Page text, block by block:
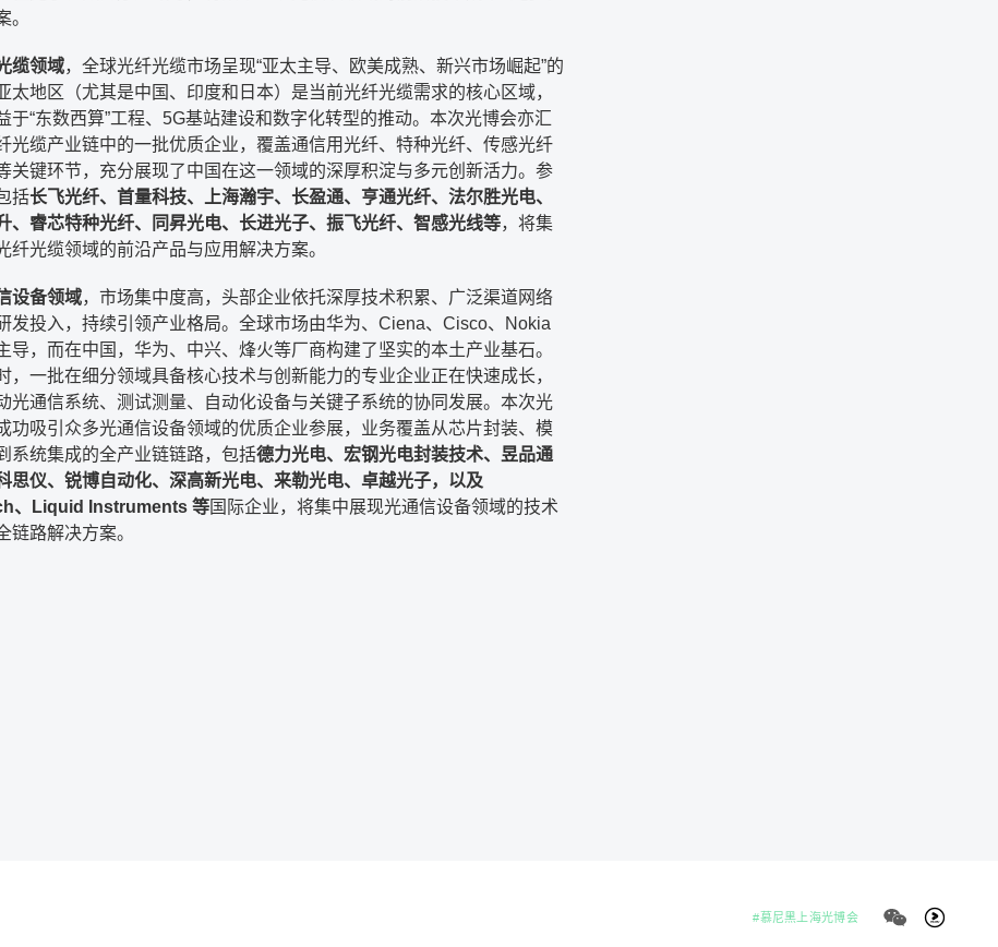
。
缆领域，全球光纤光缆市场呈现“亚太主导、欧美成熟、新兴市场崛起”的
太地区（尤其是中国、印度和日本）是当前光纤光缆需求的核心区域，
于“东数西算”工程、5G基站建设和数字化转型的推动。本次光博会亦汇
光缆产业链中的一批优质企业，覆盖通信用光纤、特种光纤、传感光纤
关键环节，充分展现了中国在这一领域的深厚积淀与多元创新活力。参
括长飞光纤、首量科技、上海瀚宇、长盈通、亨通光纤、法尔胜光电、
、睿芯特种光纤、同昇光电、长进光子、振飞光纤、智感光线等，将集
纤光缆领域的前沿产品与应用解决方案。
设备领域，市场集中度高，头部企业依托深厚技术积累、广泛渠道网络
发投入，持续引领产业格局。全球市场由华为、Ciena、Cisco、Nokia
导，而在中国，华为、中兴、烽火等厂商构建了坚实的本土产业基石。
，一批在细分领域具备核心技术与创新能力的专业企业正在快速成长，
光通信系统、测试测量、自动化设备与关键子系统的协同发展。本次光
功吸引众多光通信设备领域的优质企业参展，业务覆盖从芯片封装、模
系统集成的全产业链链路，包括德力光电、宏钢光电封装技术、昱品通
思仪、锐博自动化、深高新光电、来勒光电、卓越光子，以及
、Liquid Instruments 等国际企业，将集中展现光通信设备领域的技术
链路解决方案。
#慕尼黑上海光博会